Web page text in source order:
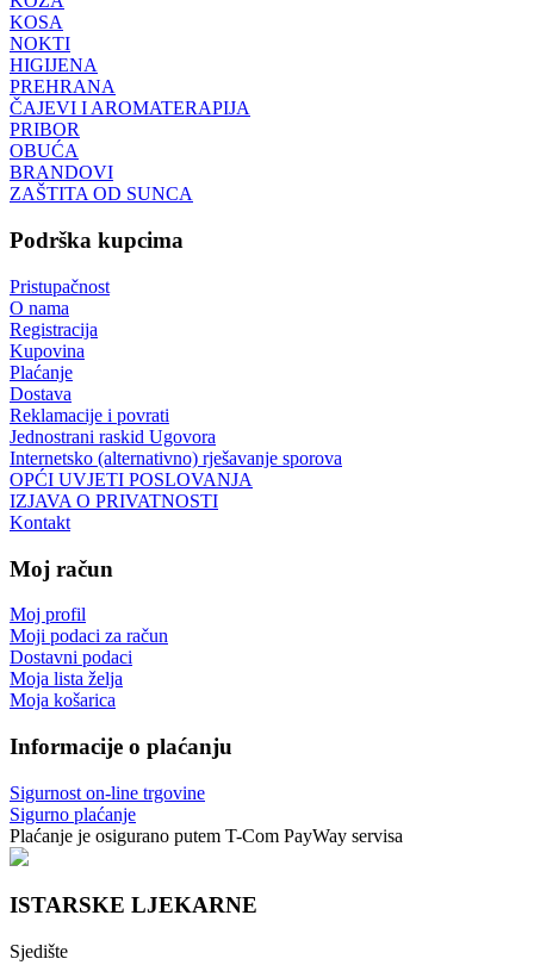
KOSA
NOKTI
HIGIJENA
PREHRANA
ČAJEVI I AROMATERAPIJA
PRIBOR
OBUĆA
BRANDOVI
ZAŠTITA OD SUNCA
Podrška kupcima
Pristupačnost
O nama
Registracija
Kupovina
Plaćanje
Dostava
Reklamacije i povrati
Jednostrani raskid Ugovora
Internetsko (alternativno) rješavanje sporova
OPĆI UVJETI POSLOVANJA
IZJAVA O PRIVATNOSTI
Kontakt
Moj račun
Moj profil
Moji podaci za račun
Dostavni podaci
Moja lista želja
Moja košarica
Informacije o plaćanju
Sigurnost on-line trgovine
Sigurno plaćanje
Plaćanje je osigurano putem T-Com PayWay servisa
ISTARSKE LJEKARNE
Sjedište